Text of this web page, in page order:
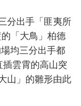
分出手「匪夷所
「大鳥」柏德
均三分出手都
雲霄的高山突
山」的雛形由此